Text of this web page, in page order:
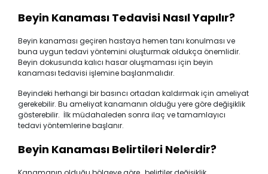
Beyin Kanaması Tedavisi Nasıl Yapılır?
Beyin kanaması geçiren hastaya hemen tanı konulması ve
buna uygun tedavi yöntemini oluşturmak oldukça önemlidir.
Beyin dokusunda kalıcı hasar oluşmaması için beyin
kanaması tedavisi işlemine başlanmalıdır.
Beyindeki herhangi bir basıncı ortadan kaldırmak için ameliyat
gerekebilir. Bu ameliyat kanamanın olduğu yere göre değişiklik
gösterebilir. İlk müdahaleden sonra ilaç ve tamamlayıcı
tedavi yöntemlerine başlanır.
Beyin Kanaması Belirtileri Nelerdir?